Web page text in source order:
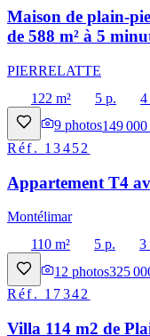
Maison de plain-
de 588 m² à 5
PIERRELATTE
122 m²
5 p. 4
9 photos149
Réf. 13452
Appartement T4
Montélimar
110 m²
5 p.
3
12 photos325
Réf. 17342
Villa 114 m2 de